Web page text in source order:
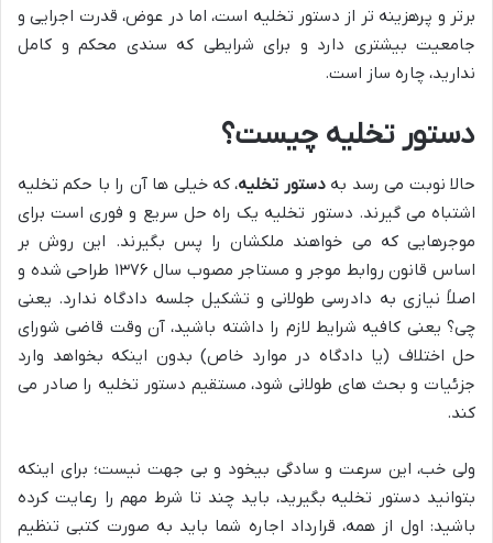
برتر و پرهزینه تر از دستور تخلیه است، اما در عوض، قدرت اجرایی و
جامعیت بیشتری دارد و برای شرایطی که سندی محکم و کامل
ندارید، چاره ساز است.
دستور تخلیه چیست؟
حالا نوبت می رسد بهدستور تخلیه، که خیلی ها آن را با حکم تخلیه
اشتباه می گیرند. دستور تخلیه یک راه حل سریع و فوری است برای
موجرهایی که می خواهند ملکشان را پس بگیرند. این روش بر
اساس قانون روابط موجر و مستاجر مصوب سال ۱۳۷۶ طراحی شده و
اصلاً نیازی به دادرسی طولانی و تشکیل جلسه دادگاه ندارد. یعنی
چی؟ یعنی کافیه شرایط لازم را داشته باشید، آن وقت قاضی شورای
حل اختلاف (یا دادگاه در موارد خاص) بدون اینکه بخواهد وارد
جزئیات و بحث های طولانی شود، مستقیم دستور تخلیه را صادر می
کند.
ولی خب، این سرعت و سادگی بیخود و بی جهت نیست؛ برای اینکه
بتوانید دستور تخلیه بگیرید، باید چند تا شرط مهم را رعایت کرده
باشید: اول از همه، قرارداد اجاره شما باید به صورت کتبی تنظیم